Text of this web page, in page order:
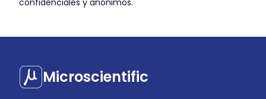
Microscientific